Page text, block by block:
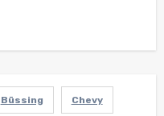
Büssing Chevy